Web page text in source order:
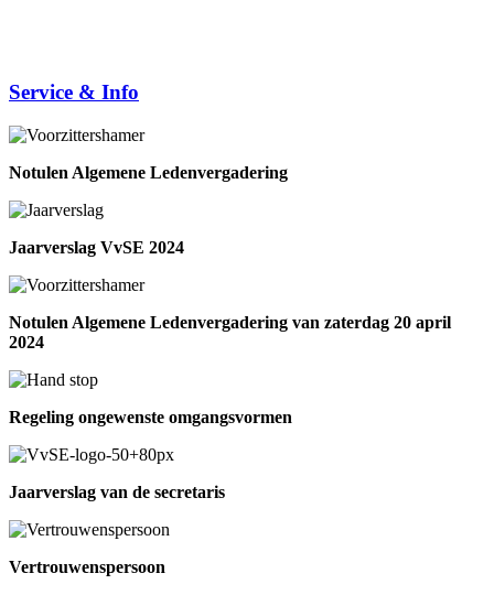
Service & Info
Notulen Algemene Ledenvergadering
Jaarverslag VvSE 2024
Notulen Algemene Ledenvergadering van zaterdag 20 april
2024
Regeling ongewenste omgangsvormen
Jaarverslag van de secretaris
Vertrouwenspersoon